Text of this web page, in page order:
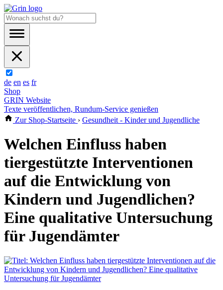
de en es fr
Shop
GRIN Website
Texte veröffentlichen, Rundum-Service genießen
Zur Shop-Startseite › Gesundheit - Kinder und Jugendliche
Welchen Einfluss haben
tiergestützte Interventionen
auf die Entwicklung von
Kindern und Jugendlichen?
Eine qualitative Untersuchung
für Jugendämter